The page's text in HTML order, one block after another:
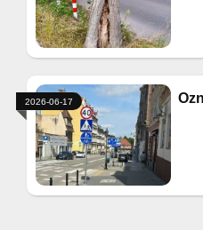
2026-06-17